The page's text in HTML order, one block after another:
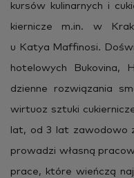
kur­sów ku­li­nar­nych i
kier­ni­cze m.​in. w
u Katya Maf­fi­no­si.
ho­te­lo­wych Bu­ko­vi­na,
dzien­ne roz­wią­za­nia
wir­tu­oz sztu­ki
lat, od 3 lat za­wo­do­wo
pro­wa­dzi wła­sną
prace, które wień­czą